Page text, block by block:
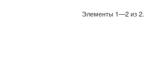
Элементы 1—2 из 2.